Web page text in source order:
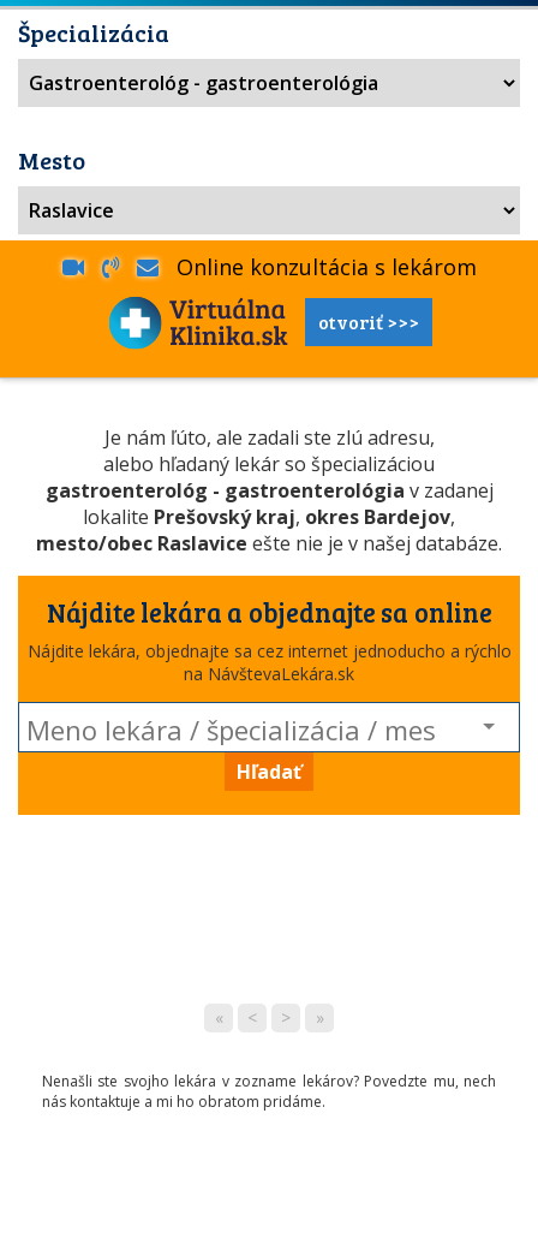
Špecializácia
Mesto
Online konzultácia s lekárom
otvoriť >>>
Je nám ľúto, ale zadali ste zlú adresu,
alebo hľadaný lekár so špecializáciou
gastroenterológ - gastroenterológia v zadanej
lokalite Prešovský kraj, okres Bardejov,
mesto/obec Raslavice ešte nie je v našej databáze.
Nájdite lekára a objednajte sa online
Nájdite lekára, objednajte sa cez internet jednoducho a rýchlo
na NávštevaLekára.sk
Hľadať
« < > »
Nenašli ste svojho lekára v zozname lekárov? Povedzte mu, nech
nás kontaktuje a mi ho obratom pridáme.